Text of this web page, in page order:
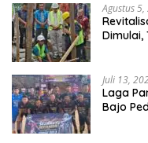
Agustus
Dimulai,
Juli 13,
Laga
Bajo